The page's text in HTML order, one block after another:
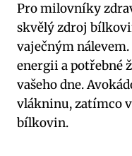
Pro milovníky
skvělý zdroj
vaječným
energii a potřebné
vašeho dne.
vlákninu, zatímco
bílkovin.